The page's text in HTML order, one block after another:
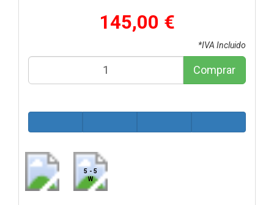
145,00 €
*IVA Incluido
Comprar
5 - 5
W